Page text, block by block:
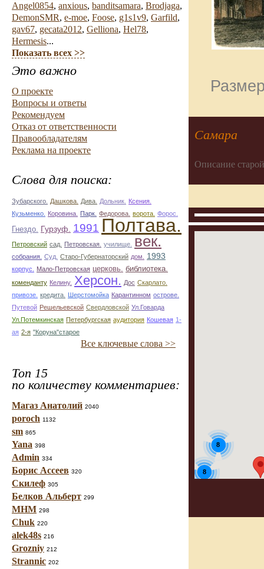
Angel0854, anxious, banditsamara, Brodjaga,
DemonSMR, e-moe, Foose, g1s1v9, Garfild,
gav67, gecata2012, Gelliona, Hel78,
Hermesis...
Показать всех >>
Это важно
О проекте
Вопросы и ответы
Рекомендуем
Отказ от ответственности
Правообладателям
Реклама на проекте
Слова для поиска:
Зубарского. Дашкова. Дива. Дольник.
Ксения.
Кузьменко.
Коровина. Парк. Федорова. ворота. Форос.
Гнездо. Гурзуф. 1991 Полтава.
Петровский сад. Петровская. училище. век.
собрания. Суд. Старо-Губернаторский дом. 1993
корпус. Мало-Петровская церковь. библиотека.
коменданту Келину. Херсон. Дос Скарлато.
привозе. кредита. Шерстомойка Карантинном острове.
Путевой Решельевской Свердловской Ул.Говарда
Ул.Потемкинская Петербургская аудитория Кошевая 1-
ая 2-я "Коруна"старое
Все ключевые слова >>
Топ 15
по количеству комментариев:
Магаз Анатолий 2040
poroch 1132
sm 865
Yana 398
Admin 334
Борис Ассеев 320
Скилеф 305
Белков Альберт 299
МНМ 298
Chuk 220
alek48s 216
Grozniy 212
Strannic 202
Самара
Описание
8
8